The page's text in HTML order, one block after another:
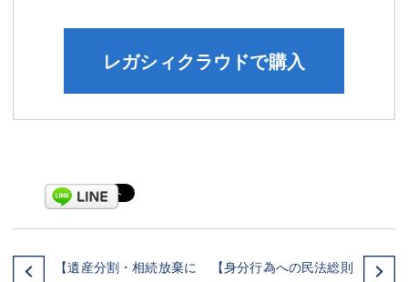
レガシィクラウドで購入
【遺産分割・相続放棄に
【身分行為への民法総則